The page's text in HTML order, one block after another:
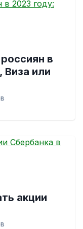
в
Виза или
акции